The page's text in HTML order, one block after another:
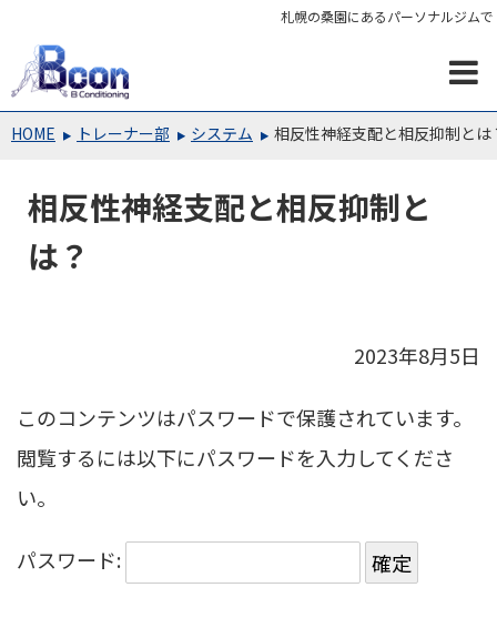
札幌の桑園にあるパーソナルジムで
HOME トレーナー部 システム 相反性神経支配と相反抑制とは
相反性神経支配と相反抑制と
は？
2023年8月5日
このコンテンツはパスワードで保護されています。
閲覧するには以下にパスワードを入力してくださ
い。
パスワード: